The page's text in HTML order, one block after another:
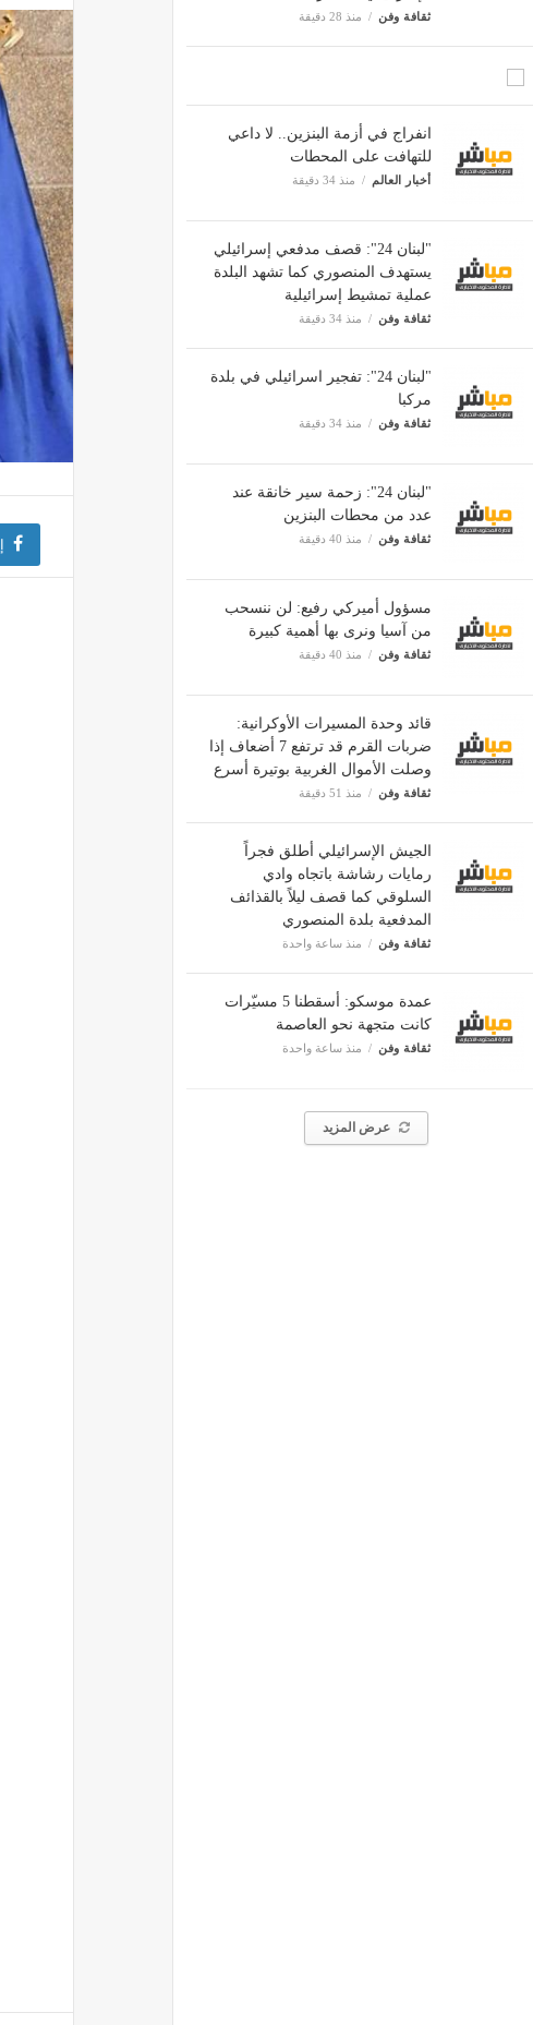
ثقافة وفن منذ 28 دقيقة
انفراج في أزمة البنزين.. لا داعي
للتهافت على المحطات
أخبار العالم منذ 34 دقيقة
"لبنان 24": قصف مدفعي إسرائيلي
يستهدف المنصوري كما تشهد البلدة
عملية تمشيط إسرائيلية
ثقافة وفن منذ 34 دقيقة
"لبنان 24": تفجير اسرائيلي في بلدة
مركبا
ثقافة وفن منذ 34 دقيقة
"لبنان 24": زحمة سير خانقة عند
عدد من محطات البنزين
ثقافة وفن منذ 40 دقيقة
مسؤول أميركي رفيع: لن ننسحب
من آسيا ونرى بها أهمية كبيرة
ثقافة وفن منذ 40 دقيقة
قائد وحدة المسيرات الأوكرانية:
ضربات القرم قد ترتفع 7 أضعاف إذا
وصلت الأموال الغربية بوتيرة أسرع
ثقافة وفن منذ 51 دقيقة
الجيش الإسرائيلي أطلق فجراً
رمايات رشاشة باتجاه وادي
السلوقي كما قصف ليلاً بالقذائف
المدفعية بلدة المنصوري
ثقافة وفن منذ ساعة واحدة
عمدة موسكو: أسقطنا 5 مسيّرات
كانت متجهة نحو العاصمة
ثقافة وفن منذ ساعة واحدة
عرض المزيد